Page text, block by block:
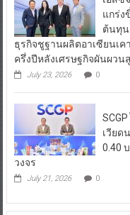
แกร่ง
ต้นทุน
ธุรกิจชูฐานผลิตอาเซียนเ
ครึ่งปีหลังเศรษฐกิจผันผวน
July 23, 2026 0
เวียด
0.40
วงจร
July 21, 2026 0